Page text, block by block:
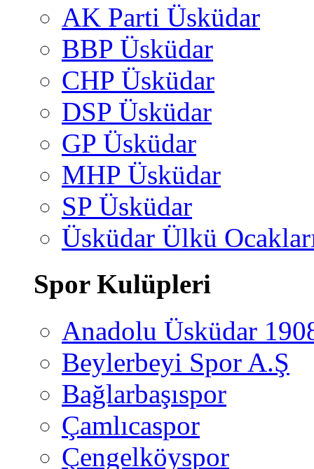
AK Parti Üsküdar
BBP Üsküdar
CHP Üsküdar
DSP Üsküdar
GP Üsküdar
MHP Üsküdar
SP Üsküdar
Üsküdar Ülkü
Spor Kulüpleri
Anadolu Üsküdar
Beylerbeyi Spor A.Ş
Bağlarbaşıspor
Çamlıcaspor
Çengelköyspor